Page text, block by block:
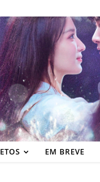
EM BREVE